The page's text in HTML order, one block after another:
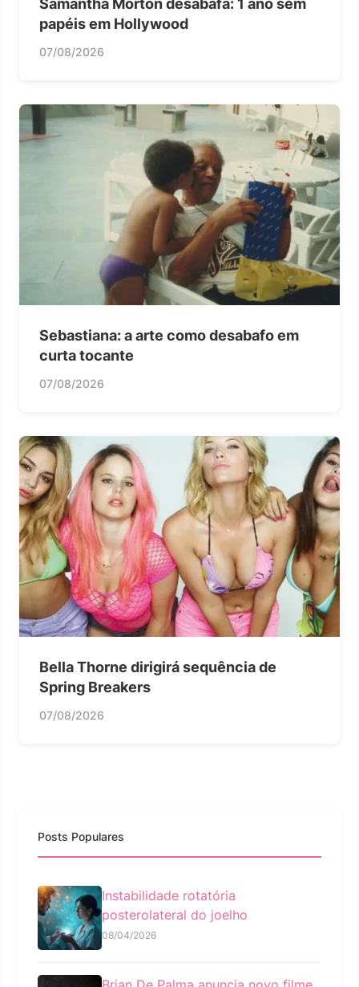
Samantha Morton desabafa: 1 ano sem
papéis em Hollywood
07/08/2026
Sebastiana: a arte como desabafo em
curta tocante
07/08/2026
Bella Thorne dirigirá sequência de
Spring Breakers
07/08/2026
Posts Populares
Instabilidade rotatória
posterolateral do joelho
08/04/2026